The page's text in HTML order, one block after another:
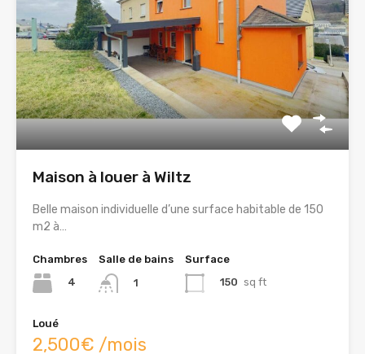
Maison à louer à Wiltz
Belle maison individuelle d’une surface habitable de 150
m2 à…
Chambres
4
Salle de bains
1
Surface
150 sq ft
Loué
2,500€ /mois